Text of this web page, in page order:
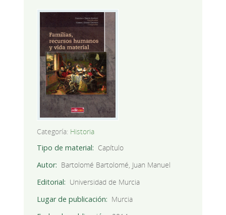
Categoría: Historia
Tipo de material
Capítulo
Autor
Bartolomé Bartolomé, Juan Manuel
Editorial
Universidad de Murcia
Lugar de publicación
Murcia